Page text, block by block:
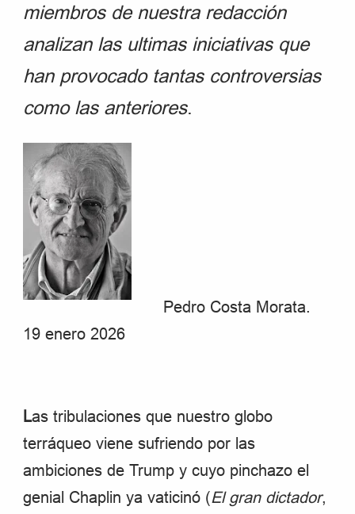
miembros de nuestra redacción
analizan las ultimas iniciativas que
han provocado tantas controversias
como las anteriores.
Pedro Costa Morata.
19 enero 2026
Las tribulaciones que nuestro globo
terráqueo viene sufriendo por las
ambiciones de Trump y cuyo pinchazo el
genial Chaplin ya vaticinó (El gran dictador,